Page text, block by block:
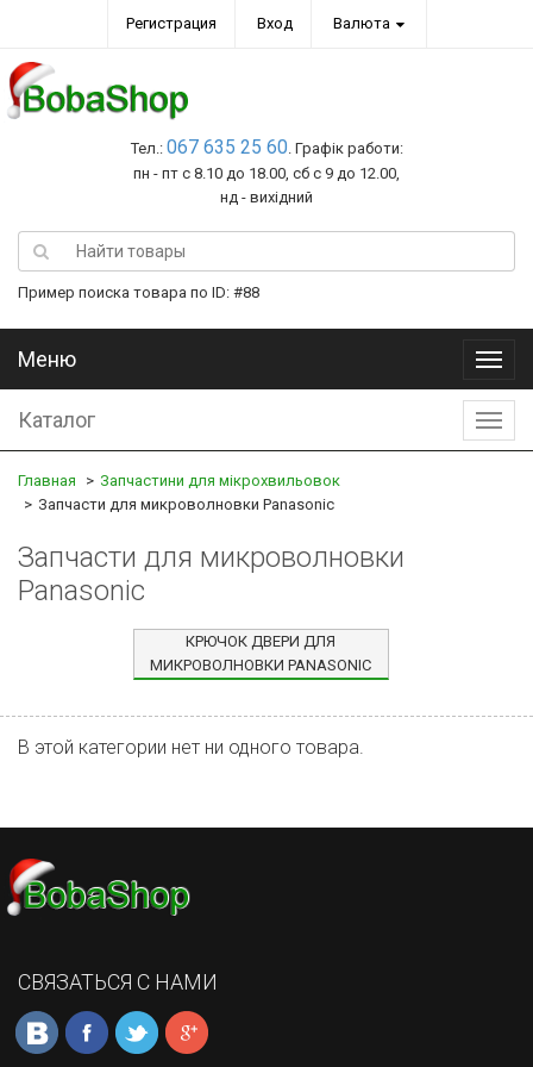
Регистрация Вход Валюта
Тел.: 067 635 25 60. Графік работи:
пн - пт с 8.10 до 18.00, сб с 9 до 12.00,
нд - вихідний
Пример поиска товара по ID: #88
Меню
Меню
Каталог
Главная
Запчастини для мікрохвильовок
Запчасти для микроволновки Panasonic
Запчасти для микроволновки
Panasonic
КРЮЧОК ДВЕРИ ДЛЯ
МИКРОВОЛНОВКИ PANASONIC
В этой категории нет ни одного товара.
СВЯЗАТЬСЯ С НАМИ